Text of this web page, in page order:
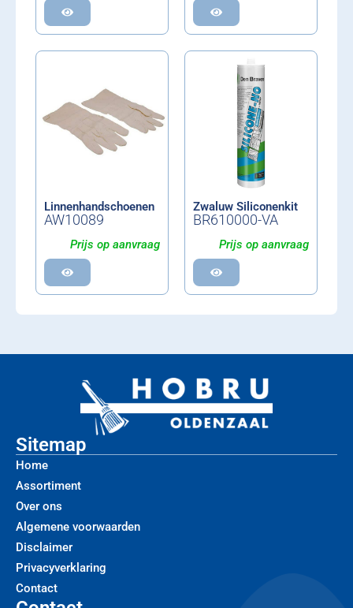
Linnenhandschoenen
AW10089
Prijs op aanvraag
Zwaluw Siliconenkit
BR610000-VA
Prijs op aanvraag
Sitemap
Home
Assortiment
Over ons
Algemene voorwaarden
Disclaimer
Privacyverklaring
Contact